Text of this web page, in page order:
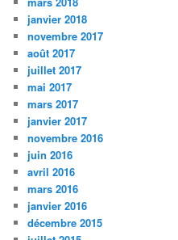
janvier 2018
novembre 2017
août 2017
juillet 2017
mai 2017
mars 2017
janvier 2017
novembre 2016
juin 2016
avril 2016
mars 2016
janvier 2016
décembre 2015